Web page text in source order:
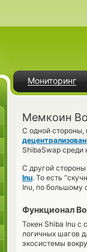
Мониторинг
Мемкоин
С одной стороны,
ShibaSwap среди
С другой
Inu. То есть
Inu, по большому
Функционал
Токен Shiba Inu с
логичных шагов
экосистемы